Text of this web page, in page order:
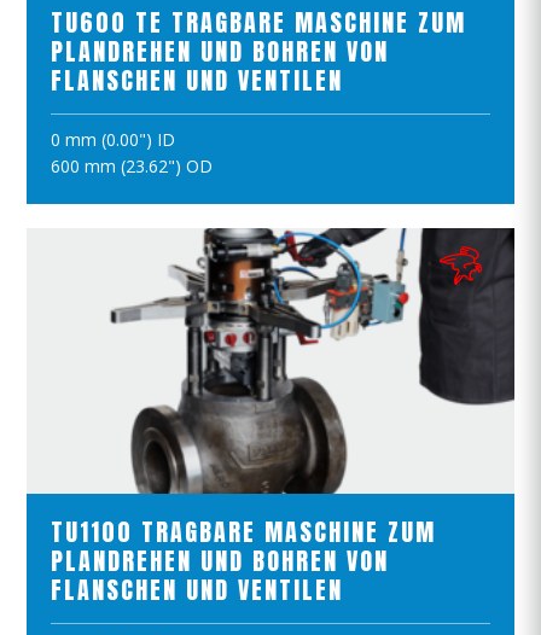
TU600 TE TRAGBARE MASCHINE ZUM
PLANDREHEN UND BOHREN VON
FLANSCHEN UND VENTILEN
0 mm (0.00") ID
600 mm (23.62") OD
TU1100 TRAGBARE MASCHINE ZUM
PLANDREHEN UND BOHREN VON
FLANSCHEN UND VENTILEN
PRODUKTE ANSCHAUEN